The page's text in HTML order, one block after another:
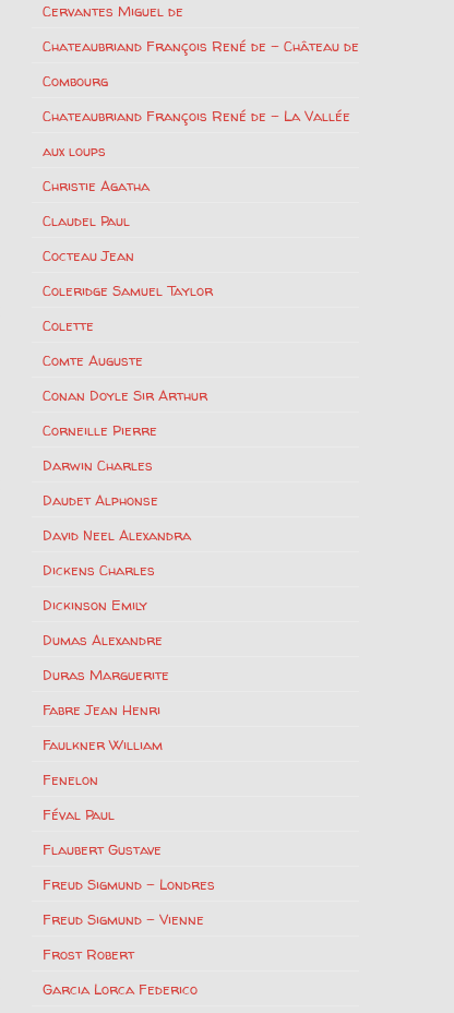
Cervantes Miguel de
Chateaubriand François René de – Château de
Combourg
Chateaubriand François René de – La Vallée
aux loups
Christie Agatha
Claudel Paul
Cocteau Jean
Coleridge Samuel Taylor
Colette
Comte Auguste
Conan Doyle Sir Arthur
Corneille Pierre
Darwin Charles
Daudet Alphonse
David Neel Alexandra
Dickens Charles
Dickinson Emily
Dumas Alexandre
Duras Marguerite
Fabre Jean Henri
Faulkner William
Fenelon
Féval Paul
Flaubert Gustave
Freud Sigmund – Londres
Freud Sigmund – Vienne
Frost Robert
Garcia Lorca Federico